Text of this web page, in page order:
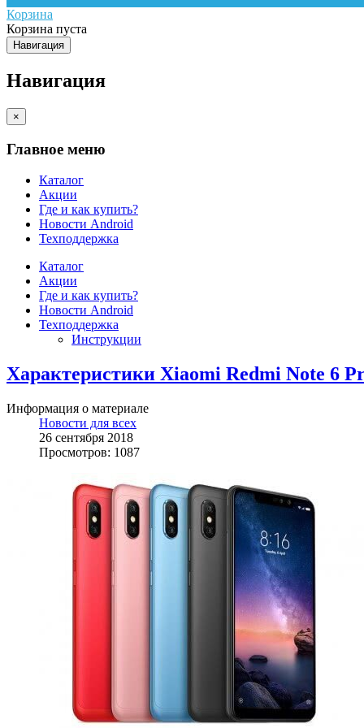
Корзина
Корзина пуста
Навигация
Навигация
×
Главное меню
Каталог
Акции
Где и как купить?
Новости Android
Техподдержка
Каталог
Акции
Где и как купить?
Новости Android
Техподдержка
Инструкции
Характеристики Xiaomi Redmi Note 6
Информация о материале
Новости для всех
26 сентября 2018
Просмотров: 1087